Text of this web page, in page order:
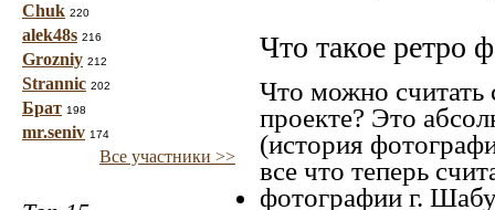
Chuk 220
alek48s 216
Grozniy 212
Strannic 202
Брат 198
mr.seniv 174
Все участники >>
Что такое ретро
Что можно считать
проекте? Это
(история
все что теперь
фотографии г.